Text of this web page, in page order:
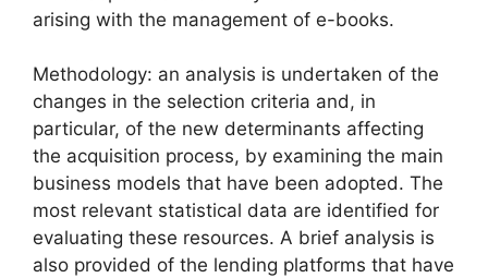
arising with the management of e-books.
Methodology: an analysis is undertaken of the
changes in the selection criteria and, in
particular, of the new determinants affecting
the acquisition process, by examining the main
business models that have been adopted. The
most relevant statistical data are identified for
evaluating these resources. A brief analysis is
also provided of the lending platforms that have